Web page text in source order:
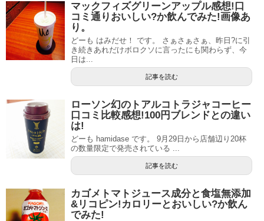
マックフィズグリーンアップル感想!口
コミ通りおいしい?か飲んでみた!画像あ
り。
どーも はみだせ！ です。 さぁさぁさぁ、昨日?に引
き続きあれだけボロクソに言ったにも関わらず、今
日は...
記事を読む
ローソン幻のトアルコトラジャコーヒー
口コミ比較感想!100円ブレンドとの違い
は!
どーも hamidase です。 9月29日から店舗辺り20杯
の数量限定で発売されている ...
記事を読む
カゴメトマトジュース成分と食塩無添加
&リコピン!カロリーとおいしい?か飲ん
でみた!